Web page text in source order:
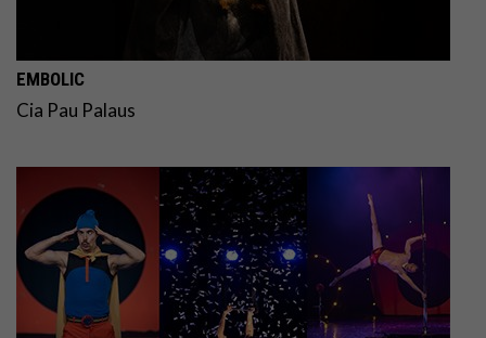
EMBOLIC
Cia Pau Palaus